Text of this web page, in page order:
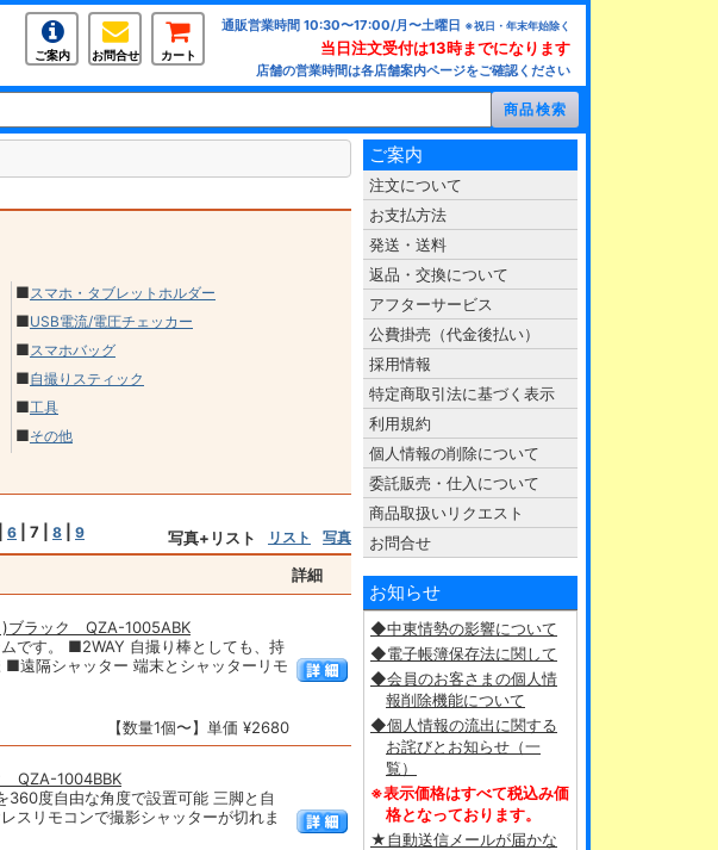
ご案内 お問合せ カート
通販営業時間 10:30〜17:00/月〜土曜日 ※祝日・年末年始除く
当日注文受付は13時までになります
店舗の営業時間は各店舗案内ページをご確認ください
■スマホ・タブレットホルダー
■USB電流/電圧チェッカー
■スマホバッグ
■自撮りスティック
■工具
■その他
6 7 8 9 写真+リスト リスト 写真
詳細
)ブラック QZA-1005ABK
です。 ■2WAY 自撮り棒としても、持
遠隔シャッター 端末とシャッターリモ
【数量1個〜】単価 ¥2680
QZA-1004BBK
360度自由な角度で設置可能 三脚と自
スリモコンで撮影シャッターが切れま
ご案内
注文について
お支払方法
発送・送料
返品・交換について
アフターサービス
公費掛売（代金後払い）
採用情報
特定商取引法に基づく表示
利用規約
個人情報の削除について
委託販売・仕入について
商品取扱いリクエスト
お問合せ
お知らせ
◆中東情勢の影響について
◆電子帳簿保存法に関して
◆会員のお客さまの個人情
報削除機能について
◆個人情報の流出に関する
お詫びとお知らせ（一
覧）
※表示価格はすべて税込み価
格となっております。
★自動送信メールが届かな